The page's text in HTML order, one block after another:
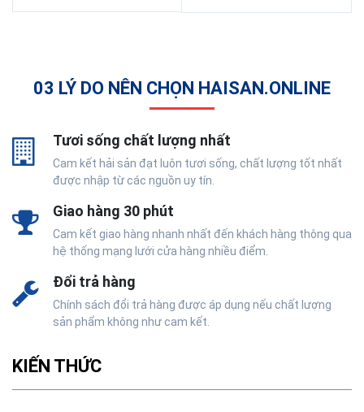
03 LÝ DO NÊN CHỌN HAISAN.ONLINE
Tươi sống chất lượng nhất
Cam kết hải sản đạt luôn tươi sống, chất lượng tốt nhất
được nhập từ các nguồn uy tín.
Giao hàng 30 phút
Cam kết giao hàng nhanh nhất đến khách hàng thông qua
hệ thống mạng lưới cửa hàng nhiều điểm.
Đổi trả hàng
Chính sách đổi trả hàng được áp dụng nếu chất lượng
sản phẩm không như cam kết.
KIẾN THỨC